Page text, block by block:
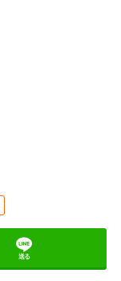
送る